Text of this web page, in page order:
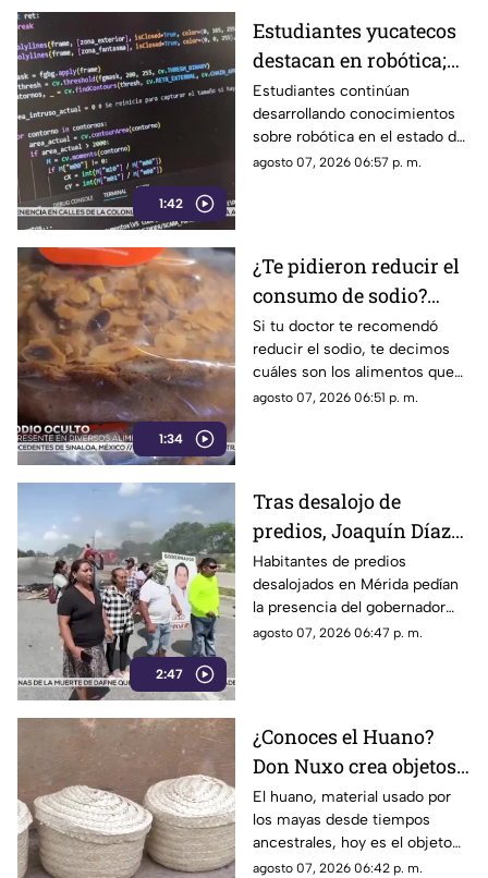
1:42
Estudiantes yucatecos
destacan en robótica;
así convierten los
desechos algo útil
(+Video)
Estudiantes continúan
desarrollando conocimientos
sobre robótica en el estado de
Yucatán. Conoce los detalles.
agosto 07, 2026 06:57 p. m.
1:34
¿Te pidieron reducir el
consumo de sodio?
Estos son los alimentos
que debes EVITAR
Si tu doctor te recomendó
reducir el sodio, te decimos
cuáles son los alimentos que
debes dejar de consumir de
agosto 07, 2026 06:51 p. m.
2:47
Tras desalojo de
predios, Joaquín Díaz
Mena mostró
desinterés por
problemáticas del
pueblo
Habitantes de predios
desalojados en Mérida pedían
la presencia del gobernador
Joaquín Díaz Mena, pero dejó
agosto 07, 2026 06:47 p. m.
¿Conoces el Huano?
Don Nuxo crea objetos
a partir de este material
ancestral en Yucatán
(+Video)
El huano, material usado por
los mayas desde tiempos
ancestrales, hoy es el objeto
de trabajo para don Nuxo.
agosto 07, 2026 06:42 p. m.